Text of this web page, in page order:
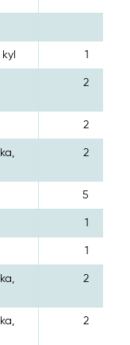
1
2
2
2
5
1
1
2
2